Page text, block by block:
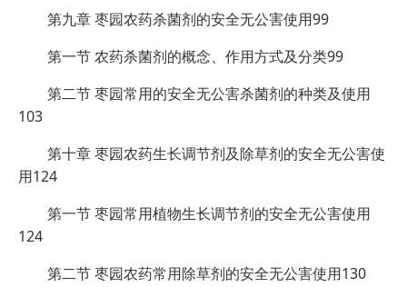
第九章 枣园农药杀菌剂的安全无公害使用99
第一节 农药杀菌剂的概念、作用方式及分类99
第二节 枣园常用的安全无公害杀菌剂的种类及使用
103
第十章 枣园农药生长调节剂及除草剂的安全无公害使
用124
第一节 枣园常用植物生长调节剂的安全无公害使用
124
第二节 枣园农药常用除草剂的安全无公害使用130